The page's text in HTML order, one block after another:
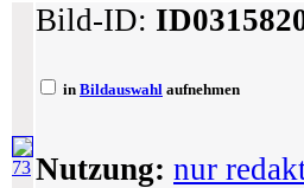
73
Bild-ID:
in Bildauswahl aufnehmen
Nutzung: nur